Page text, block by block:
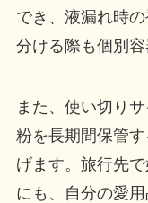
でき、液漏れ時
分ける際も個別容
また、使い切り
粉を長期間保管
げます。旅行先
にも、自分の愛